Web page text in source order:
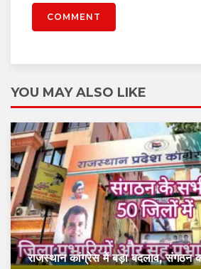
COMMENT
YOU MAY ALSO LIKE
राजस्थान कांग्रेस में बड़ा बदलाव,